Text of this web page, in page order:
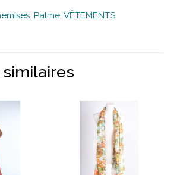
Palme VÊTEMENTS